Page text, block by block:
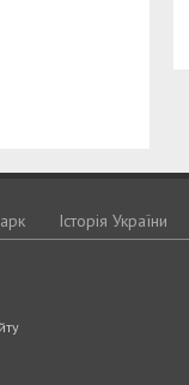
Історія України